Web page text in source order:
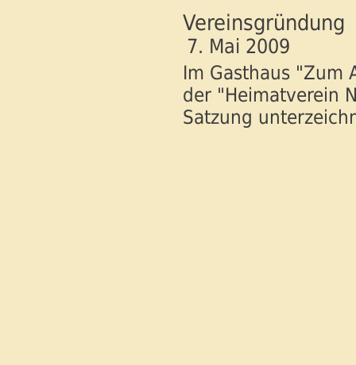
Vereinsgründung
7. Mai 2009
Im Gasthaus "Zum
der "Heimatverein
Satzung